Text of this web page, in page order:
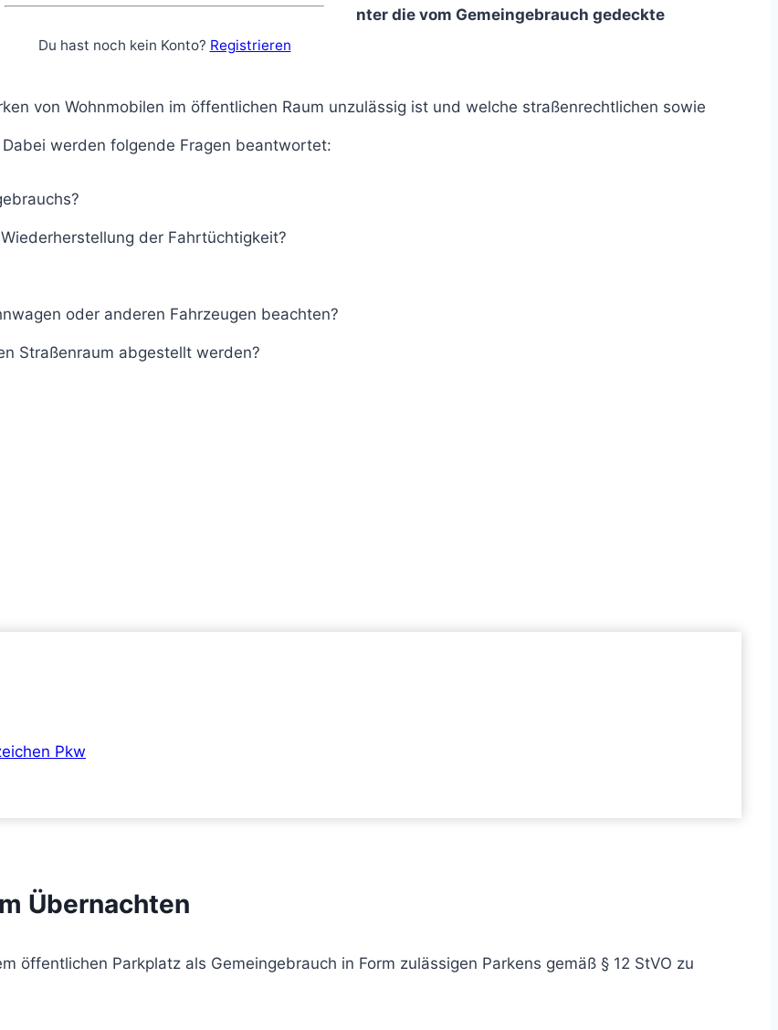
unzulässig, sofern das Übernachten nicht unter die vom Gemeingebrauch gedeckte
von Wohnmobilen im öffentlichen Raum unzulässig ist und welche straßenrechtlichen sowie
werden folgende Fragen beantwortet:
der Fahrtüchtigkeit?
oder anderen Fahrzeugen beachten?
Straßenraum abgestellt werden?
Pkw
Übernachten
öffentlichen Parkplatz als Gemeingebrauch in Form zulässigen Parkens gemäß § 12 StVO zu
Du hast noch kein Konto? Registrieren